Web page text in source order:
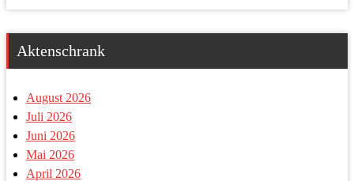
Aktenschrank
August 2026
Juli 2026
Juni 2026
Mai 2026
April 2026